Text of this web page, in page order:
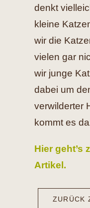
nach:denkt
kleine
wir die
vielen gar
wir junge
dabei um
verwilderter
kommt es
Hier geht’s
Artikel.
ZURÜCK